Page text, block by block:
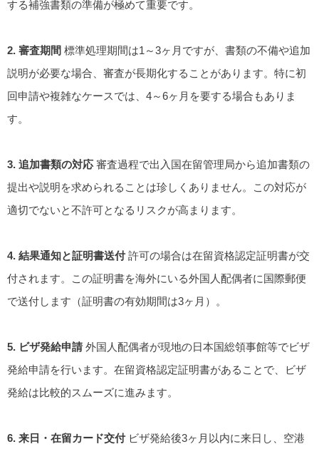
する補強書類の準備が極めて重要です。
2. 審査期間 標準処理期間は1～3ヶ月ですが、書類の不備や追加
説明が必要な場合、審査が長期化することがあります。特に初
回申請や複雑なケースでは、4～6ヶ月を要する場合もありま
す。
3. 追加書類の対応 審査過程で出入国在留管理局から追加書類の
提出や説明を求められることは珍しくありません。この対応が
適切でないと不許可となるリスクが高まります。
4. 結果通知と証明書送付許可の場合は在留資格認定証明書が交
付されます。この証明書を海外にいる外国人配偶者に国際郵便
で送付します（証明書の有効期間は3ヶ月）。
5. ビザ発給申請 外国人配偶者が現地の日本国総領事館等でビザ
発給申請を行います。在留資格認定証明書があることで、ビザ
発給は比較的スムーズに進みます。
6. 来日・在留カード交付ビザ発給後3ヶ月以内に来日し、空港